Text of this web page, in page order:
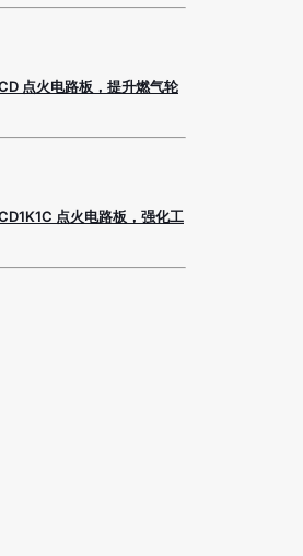
点火电路板，提升燃气轮
点火电路板，强化工